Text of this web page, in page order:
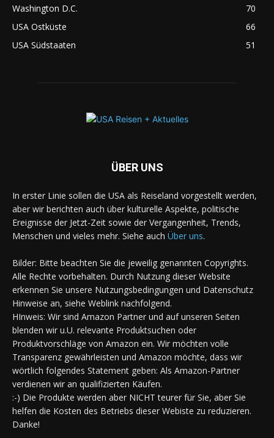
Washington D.C.
70
USA Ostküste
66
USA Südstaaten
51
ÜBER UNS
In erster Linie sollen die USA als Reiseland vorgestellt werden,
aber wir berichten auch über kulturelle Aspekte, politische
Ereignisse der Jetzt-Zeit sowie der Vergangenheit, Trends,
Menschen und vieles mehr. Siehe auch Über uns.
Bilder: Bitte beachten Sie die jeweilig genannten Copyrights.
Alle Rechte vorbehalten. Durch Nutzung dieser Website
erkennen Sie unsere Nutzungsbedingungen und Datenschutz
Hinweise an, siehe Weblink nachfolgend.
HInweis: Wir sind Amazon Partner und auf unseren Seiten
blenden wir u.U. relevante Produktsuchen oder
Produktvorschläge von Amazon ein. Wir möchten volle
Transparenz gewährleisten und Amazon möchte, dass wir
wörtlich folgendes Statement geben: Als Amazon-Partner
verdienen wir an qualifizierten Käufen.
:-) Die Produkte werden aber NICHT teurer für Sie, aber Sie
helfen die Kosten des Betriebs dieser Webiste zu reduzieren.
Danke!